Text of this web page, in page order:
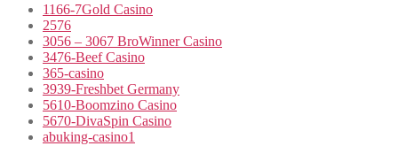
1166-7Gold Casino
2576
3056 – 3067 BroWinner Casino
3476-Beef Casino
365-casino
3939-Freshbet Germany
5610-Boomzino Casino
5670-DivaSpin Casino
abuking-casino1